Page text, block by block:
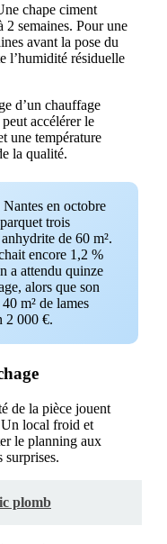
chape ciment
2 semaines. Pour une
avant la pose du
l’humidité résiduelle
d’un chauffage
accélérer le
une température
la qualité.
en octobre
trois
de 60 m².
encore 1,2 %
a attendu quinze
alors que son
m² de lames
2 000 €.
de la pièce jouent
Un local froid et
le planning aux
surprises.
plomb